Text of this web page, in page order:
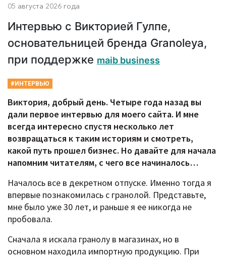
05 августа 2026 года
Интервью с Викторией Гулпе,
основательницей бренда Granoleya,
при поддержке maib business
#ИНТЕРВЬЮ
Виктория, добрый день. Четыре года назад вы
дали первое интервью для моего сайта. И мне
всегда интересно спустя несколько лет
возвращаться к таким историям и смотреть,
какой путь прошел бизнес. Но давайте для начала
напомним читателям, с чего все начиналось…
Началось все в декретном отпуске. Именно тогда я
впервые познакомилась с гранолой. Представьте,
мне было уже 30 лет, и раньше я ее никогда не
пробовала.
Сначала я искала гранолу в магазинах, но в
основном находила импортную продукцию. При